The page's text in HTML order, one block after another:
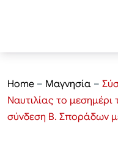
Home – Μαγνησία –
Ναυτιλίας το
σύνδεση Β. Σποράδων